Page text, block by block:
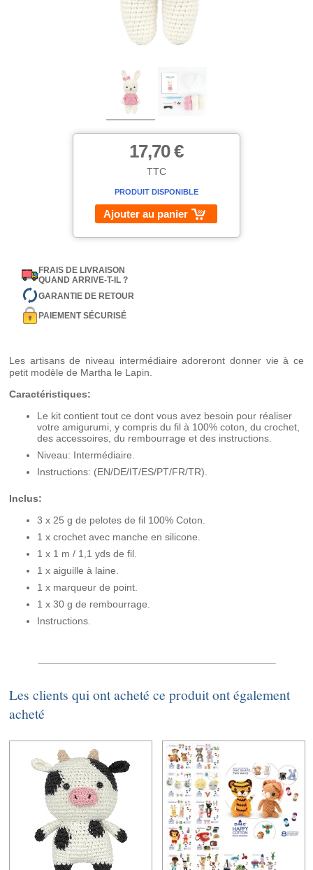
17,70 €
TTC
PRODUIT DISPONIBLE
Ajouter au panier
FRAIS DE LIVRAISON
QUAND ARRIVE-T-IL ?
GARANTIE DE RETOUR
PAIEMENT SÉCURISÉ
Les artisans de niveau intermédiaire adoreront donner vie à ce
petit modèle de Martha le Lapin.
Caractéristiques:
Le kit contient tout ce dont vous avez besoin pour réaliser
votre amigurumi, y compris du fil à 100% coton, du crochet,
des accessoires, du rembourrage et des instructions.
Niveau: Intermédiaire.
Instructions: (EN/DE/IT/ES/PT/FR/TR).
Inclus:
3 x 25 g de pelotes de fil 100% Coton.
1 x crochet avec manche en silicone.
1 x 1 m / 1,1 yds de fil.
1 x aiguille à laine.
1 x marqueur de point.
1 x 30 g de rembourrage.
Instructions.
Les clients qui ont acheté ce produit ont également
acheté